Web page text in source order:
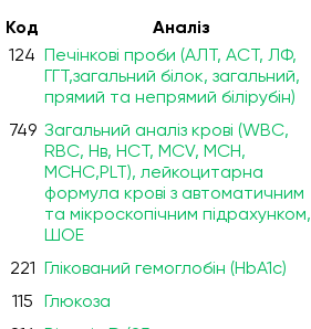
Код Аналiз
124
Печінкові проби (АЛТ, АСТ, ЛФ,
ГГТ,загальний білок, загальний,
прямий та непрямий білірубін)
749 Загальний аналіз крові (WBC,
RBC, Нв, HCT, MCV, МСН,
МСНС,PLT), лейкоцитарна
формула крові з автоматичним
та мікроскопічним підрахунком,
ШОЕ
221 Глікований гемоглобін (HbA1c)
115 Глюкоза